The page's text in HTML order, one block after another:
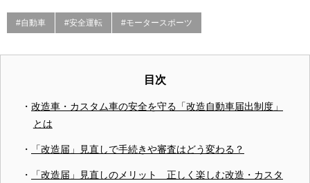
#自動車 #安全運転 #モータースポーツ
目次
改造車・カスタム車の安全を守る「改造自動車届出制度」
とは
「改造届」見直しで手続きや審査はどう変わる？
「改造届」見直しのメリット 正しく楽しむ改造・カスタ